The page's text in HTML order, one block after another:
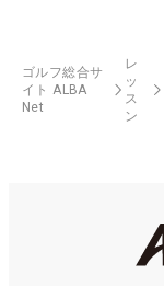
ゴルフ総合サ
イト ALBA
Net
レ
ッ
ス
ン